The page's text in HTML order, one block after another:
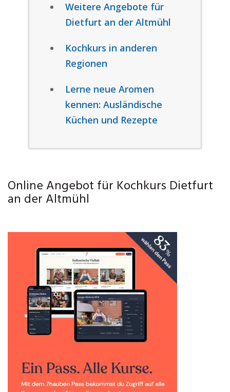
Weitere Angebote für
Dietfurt an der Altmühl
Kochkurs in anderen
Regionen
Lerne neue Aromen
kennen: Ausländische
Küchen und Rezepte
Online Angebot für Kochkurs Dietfurt
an der Altmühl